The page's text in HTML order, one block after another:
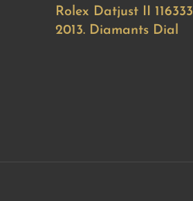
Rolex Datjust II 116333
2013. Diamants Dial